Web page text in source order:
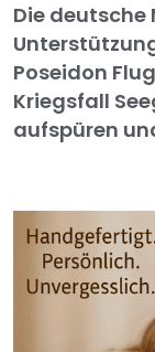
Die
Poseidon
Kriegsfall
aufspüren